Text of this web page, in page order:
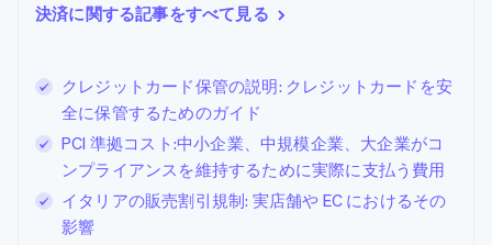
決済に関する記事をすべて見る
クレジットカード保管の説明: クレジットカードを安
全に保管するためのガイド
PCI 準拠コスト:中小企業、中規模企業、大企業がコ
ンプライアンスを維持するために実際に支払う費用
イタリアの販売割引規制: 実店舗や EC におけるその
影響
ジブラルタル
English 简体中文
スイス
DeutschFrançaisItalianoEnglish
スウェーデン
SvenskaEnglish
EspañolEnglish
スロバキア